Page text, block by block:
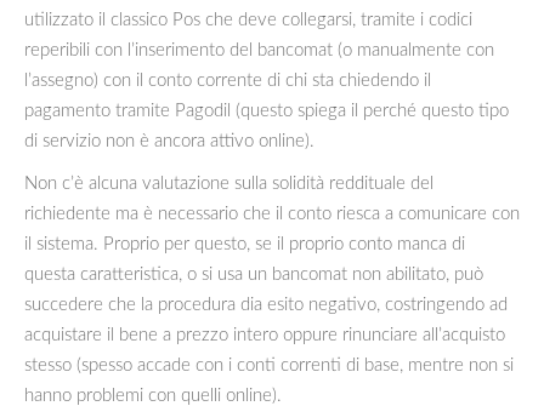
utilizzato il classico Pos che deve collegarsi, tramite i codici
reperibili con l’inserimento del bancomat (o manualmente con
l’assegno) con il conto corrente di chi sta chiedendo il
pagamento tramite Pagodil (questo spiega il perché questo tipo
di servizio non è ancora attivo online).
Non c’è alcuna valutazione sulla solidità reddituale del
richiedente ma è necessario che il conto riesca a comunicare con
il sistema. Proprio per questo, se il proprio conto manca di
questa caratteristica, o si usa un bancomat non abilitato, può
succedere che la procedura dia esito negativo, costringendo ad
acquistare il bene a prezzo intero oppure rinunciare all’acquisto
stesso (spesso accade con i conti correnti di base, mentre non si
hanno problemi con quelli online).